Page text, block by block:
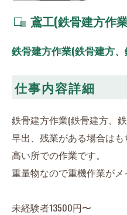
鳶工(鉄骨建方作
鉄骨建方作業(鉄骨建方
仕事内容詳細
鉄骨建方作業(鉄骨建方、
早出、残業がある場合はも
高い所での作業です。
重量物なので重機作業がメ
未経験者13500円〜